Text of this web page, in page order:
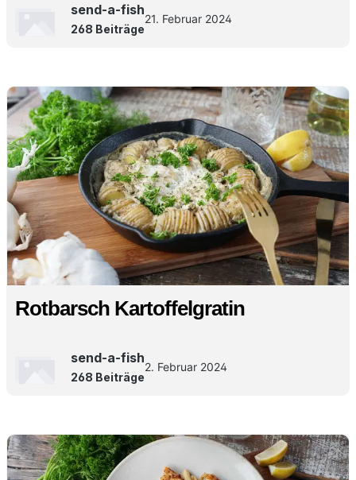
send-a-fish
268 Beiträge
21. Februar 2024
Rotbarsch Kartoffelgratin
send-a-fish
268 Beiträge
2. Februar 2024